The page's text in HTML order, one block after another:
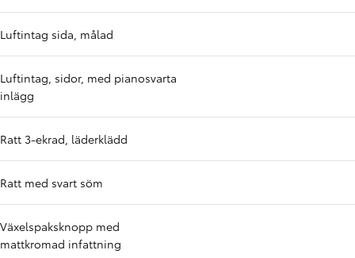
Luftintag sida, målad
Luftintag, sidor, med pianosvarta
inlägg
Ratt 3-ekrad, läderklädd
Ratt med svart söm
Växelspaksknopp med
mattkromad infattning